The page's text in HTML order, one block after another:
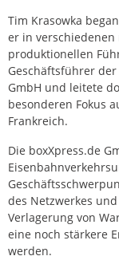
Tim Krasowka
er in
produktionellen
Geschäftsführer
GmbH und leitete
besonderen Fokus
Frankreich.
Die boxXpress.de
des Netzwerkes
Verlagerung von
eine noch stärkere
werden.